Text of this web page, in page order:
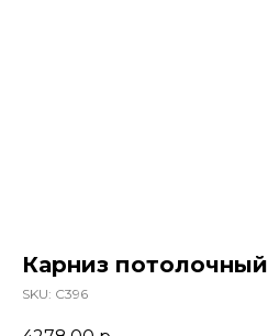
Карниз потолочный
SKU: C396